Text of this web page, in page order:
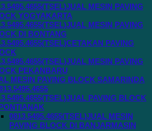
MESIN PAVING
YOGYAKARTA
MESIN PAVING
DI BONTANG
PAVING
MESIN PAVING
PEKANBARU
MESIN PAVING BLOCK SAMARINDA
PAVING BLOCK
0813.5495.4655(TSEL)JUAL MESIN
PAVING BLOCK DI BANJARMASIN